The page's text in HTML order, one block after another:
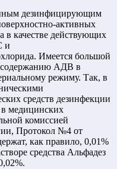
дезинфицирующим
активных
в качестве действующих
и
Имеется большой
содержанию АДВ в
режиму. Так, в
средств дезинфекции
в медицинских
комиссией
Протокол №4 от
как правило, 0,01%
средства Альфадез